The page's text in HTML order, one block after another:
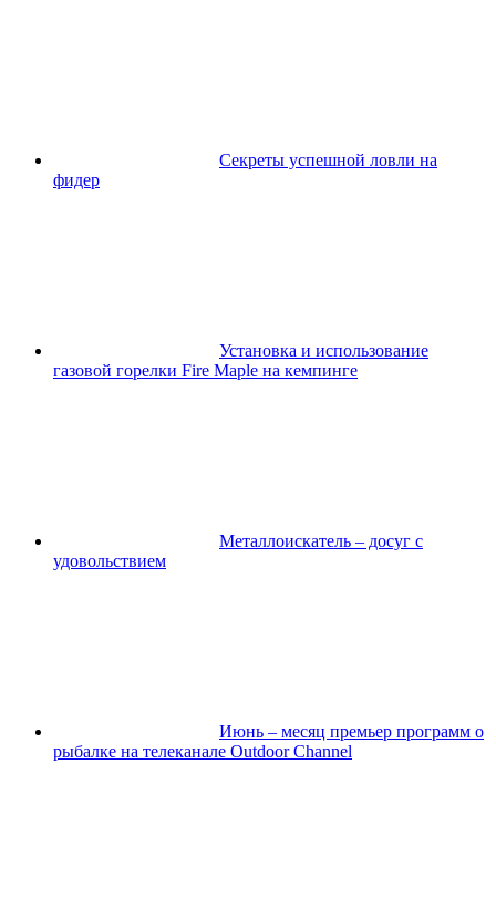
Секреты успешной ловли на
фидер
Установка и использование
газовой горелки Fire Maple на кемпинге
Металлоискатель – досуг с
удовольствием
Июнь – месяц премьер программ о
рыбалке на телеканале Outdoor Channel